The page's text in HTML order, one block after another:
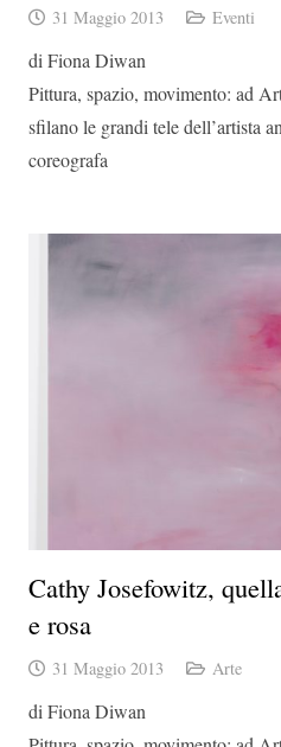
31 Maggio 2013 Eventi
di Fiona Diwan
Pittura, spazio, movimento: ad
sfilano le grandi tele dell’artista
coreografa
Cathy Josefowitz,
e rosa
31 Maggio 2013 Arte
di Fiona Diwan